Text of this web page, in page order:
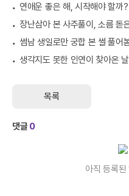
연애운 좋은 해, 시작해야 할까?
장난삼아 본 사주풀이, 소름 돋
썸남 생일로만 궁합 본 썰 풀어
생각지도 못한 인연이 찾아온 날
목록
댓글0
아직 등록